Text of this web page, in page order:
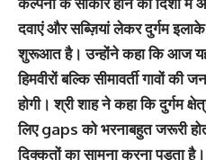
दवाएं और सब्ज़ियां लेकर दुर्गम
शुरूआत है। उन्होंने कहा कि आज
हिमवीरों बल्कि सीमावर्ती गावों की
होगी। श्री शाह ने कहा कि दुर्गम
लिए gaps को भरनाबहुत जरूरी
दिक्कतों का सामना करना पड़ता